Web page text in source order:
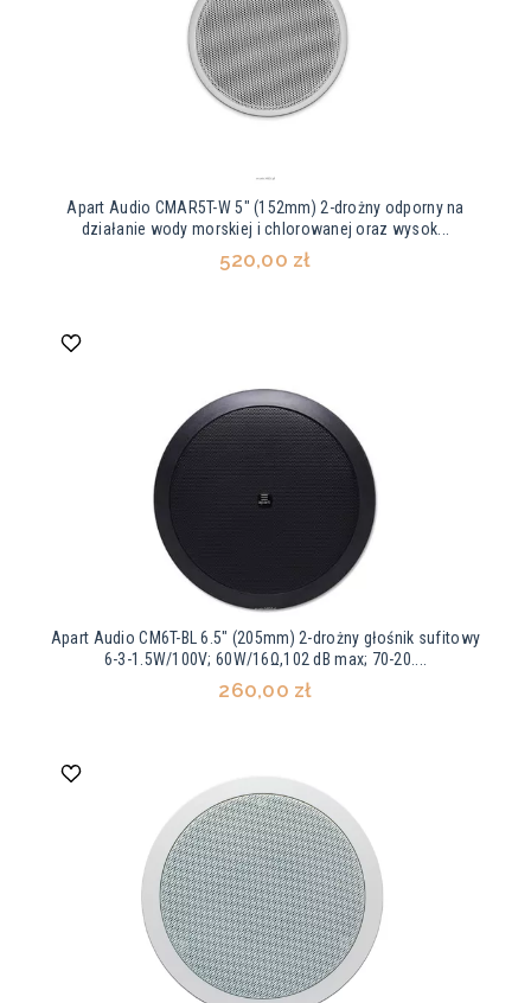
Apart Audio CMAR5T-W 5" (152mm) 2-drożny odporny na
działanie wody morskiej i chlorowanej oraz wysok...
520,00 zł
Apart Audio CM6T-BL 6.5" (205mm) 2-drożny głośnik sufitowy
6-3-1.5W/100V; 60W/16Ω,102 dB max; 70-20....
260,00 zł